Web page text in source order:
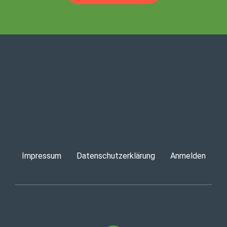
Impressum Datenschutzerklärung Anmelden